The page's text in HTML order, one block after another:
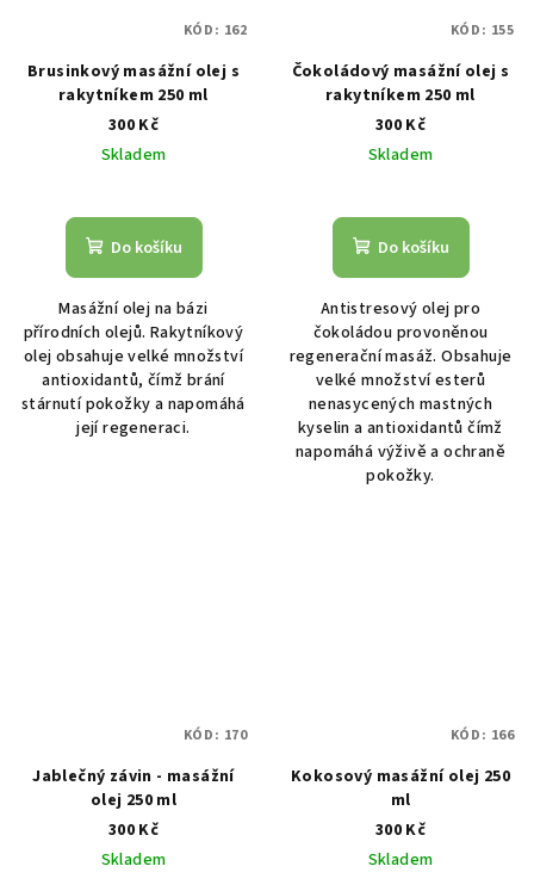
Brusinkový masážní olej s
rakytníkem 250 ml
300 Kč
Skladem
Do košíku
Masážní olej na bázi
přírodních olejů. Rakytníkový
olej obsahuje velké množství
antioxidantů, čímž brání
stárnutí pokožky a napomáhá
její regeneraci.
KÓD: 162
Čokoládový masážní olej s
rakytníkem 250 ml
300 Kč
Skladem
Do košíku
Antistresový olej pro
čokoládou provoněnou
regenerační masáž. Obsahuje
velké množství esterů
nenasycených mastných
kyselin a antioxidantů čímž
napomáhá výživě a ochraně
pokožky.
KÓD: 155
Jablečný závin - masážní
olej 250 ml
300 Kč
Skladem
KÓD: 170
Kokosový masážní olej 250
ml
300 Kč
Skladem
KÓD: 166